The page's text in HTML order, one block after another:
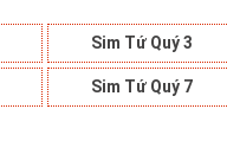
Sim Tứ Quý 3
Sim Tứ Quý 7